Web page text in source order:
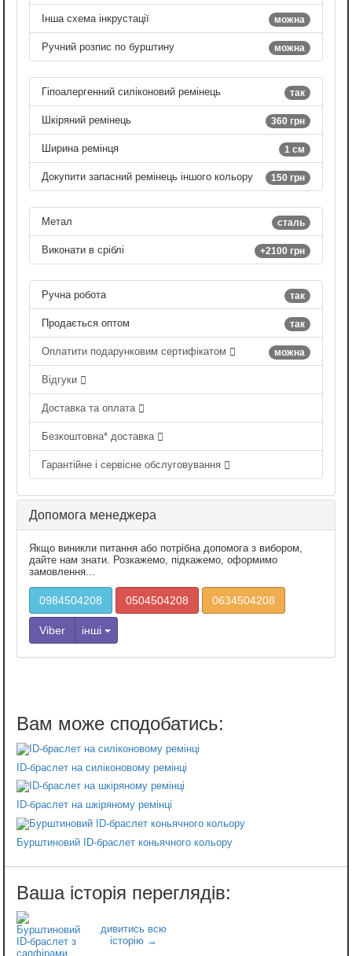
можна
Інша схема інкрустації
можна
Ручний розпис по бурштину
так
Гіпоалергенний силіконовий ремінець
360 грн
Шкіряний ремінець
1 см
Ширина ремінця
150 грн
Докупити запасний ремінець іншого кольору
сталь
Метал
+2100 грн
Виконати в сріблі
так
Ручна робота
так
Продається оптом
можна
Оплатити подарунковим сертифікатом
Відгуки
Доставка та оплата
Безкоштовна* доставка
Гарантійне і сервісне обслуговування
Допомога менеджера
Якщо виникли питання або потрібна допомога з вибором,
дайте нам знати. Розкажемо, підкажемо, оформимо
замовлення...
0984504208 0504504208 0634504208
Viber інші
ID-браслет на силіконовому ремінці
ID-браслет на шкіряному ремінці
Бурштиновий ID-браслет коньячного кольору